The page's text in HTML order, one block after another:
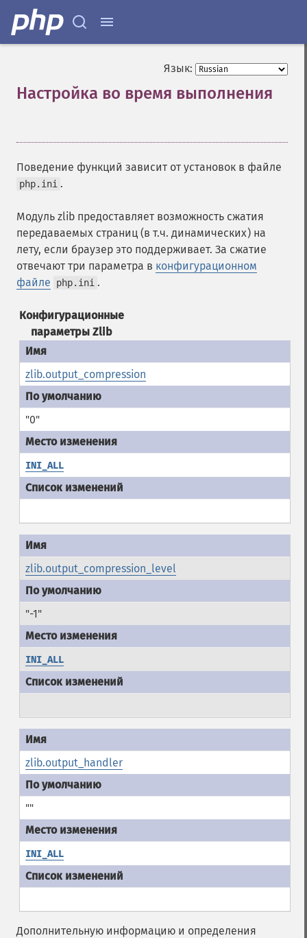
Язык:
Настройка во время выполнения
Поведение функций зависит от установок в файле
php.ini .
Модуль zlib предоставляет возможность сжатия
передаваемых страниц (в т.ч. динамических) на
лету, если браузер это поддерживает. За сжатие
отвечают три параметра в конфигурационном
файле
php.ini .
Конфигурационные
параметры Zlib
zlib.output_compression
"0"
INI_ALL
zlib.output_compression_level
"-1"
INI_ALL
zlib.output_handler
""
INI_ALL
Дополнительную информацию и определения